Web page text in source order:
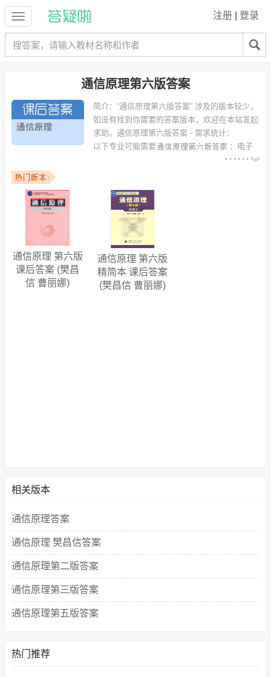
注册 登录
通信原理第六版答案
简介： “通信原理第六版答案” 涉及的版本较少，
如没有找到你需要的答案版本，欢迎在本站发起
求助。 通信原理第六版答案 - 需求统计：
以下专业可能需要
：电子
信息工程、通信工程、电子信息科学与技术、计算机科学与技术、电子
科学与技术、信息工程、电信工程及管理、网络工程、光信息科学与技
术、光电信息工程 等专业。
以下学校的同学下载过
通信原理第六版答案
大学、南京邮电大学、广东工业大学、海南大学、西安邮电学院、北京
邮电大学、合肥工业大学、浙江大学、上海海事大学 等。
通信原理 第六版
课后答案 (樊昌
信 曹丽娜)
通信原理 第六版
精简本 课后答案
(樊昌信 曹丽娜)
相关版本
通信原理答案
通信原理 樊昌信答案
通信原理第二版答案
通信原理第三版答案
通信原理第五版答案
热门推荐